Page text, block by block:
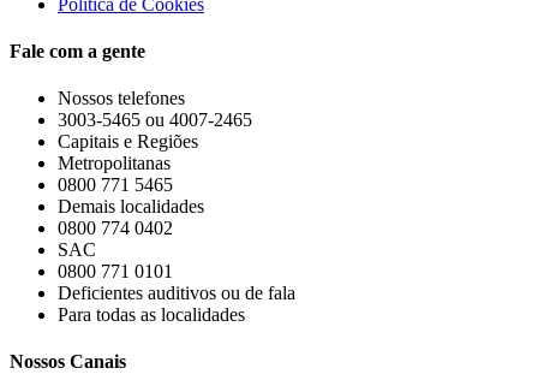
Fale com a gente
Nossos telefones
3003-5465 ou 4007-2465
Capitais e Regiões
Metropolitanas
0800 771 5465
Demais localidades
0800 774 0402
SAC
0800 771 0101
Deficientes auditivos ou de fala
Para todas as localidades
Nossos Canais